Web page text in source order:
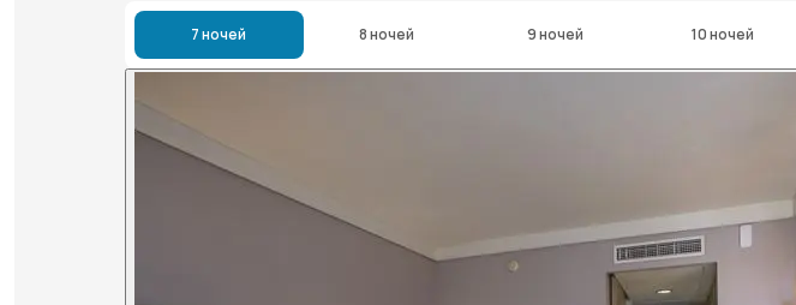
7 ночей 8 ночей 9 ночей 10 ночей